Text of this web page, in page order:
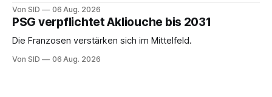
Von SID 06 Aug. 2026
PSG verpflichtet Akliouche bis 2031
Die Franzosen verstärken sich im Mittelfeld.
Von SID 06 Aug. 2026